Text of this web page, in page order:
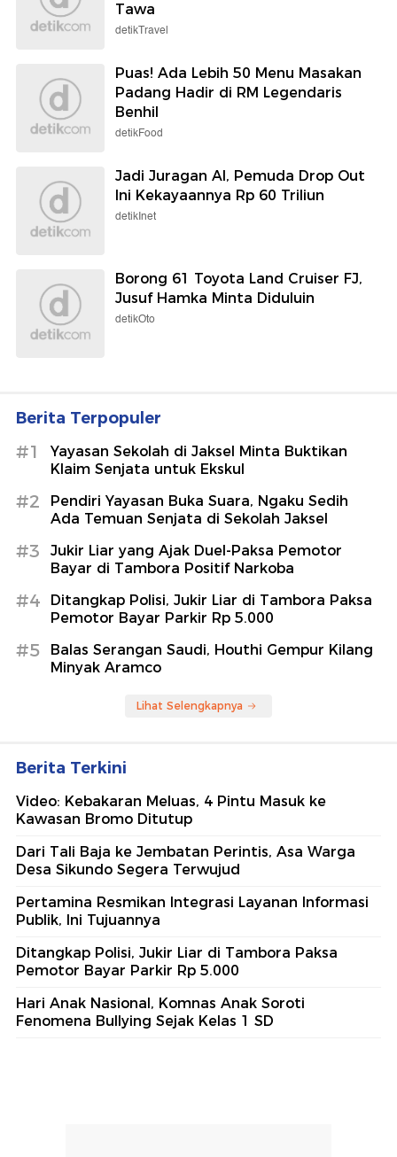
Tawa
detikTravel
Puas! Ada Lebih 50 Menu Masakan
Padang Hadir di RM Legendaris
Benhil
detikFood
Jadi Juragan AI, Pemuda Drop Out
Ini Kekayaannya Rp 60 Triliun
detikInet
Borong 61 Toyota Land Cruiser FJ,
Jusuf Hamka Minta Diduluin
detikOto
Berita Terpopuler
#1
Yayasan Sekolah di Jaksel Minta Buktikan
Klaim Senjata untuk Ekskul
#2
Pendiri Yayasan Buka Suara, Ngaku Sedih
Ada Temuan Senjata di Sekolah Jaksel
#3
Jukir Liar yang Ajak Duel-Paksa Pemotor
Bayar di Tambora Positif Narkoba
#4
Ditangkap Polisi, Jukir Liar di Tambora Paksa
Pemotor Bayar Parkir Rp 5.000
#5
Balas Serangan Saudi, Houthi Gempur Kilang
Minyak Aramco
Lihat Selengkapnya
Berita Terkini
Video: Kebakaran Meluas, 4 Pintu Masuk ke
Kawasan Bromo Ditutup
Dari Tali Baja ke Jembatan Perintis, Asa Warga
Desa Sikundo Segera Terwujud
Pertamina Resmikan Integrasi Layanan Informasi
Publik, Ini Tujuannya
Ditangkap Polisi, Jukir Liar di Tambora Paksa
Pemotor Bayar Parkir Rp 5.000
Hari Anak Nasional, Komnas Anak Soroti
Fenomena Bullying Sejak Kelas 1 SD